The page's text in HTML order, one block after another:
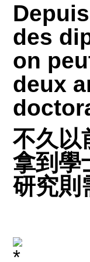
des
on
deux
不久以
拿到學
研究則